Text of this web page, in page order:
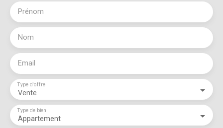
Prénom
Nom
Email
Vente
Type d'offre
Appartement
Type de bien